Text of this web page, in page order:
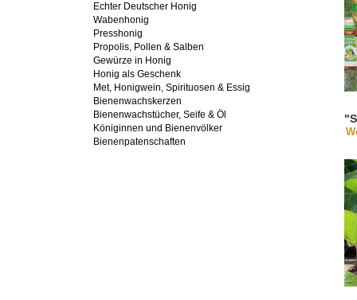
Echter Deutscher Honig
Wabenhonig
Presshonig
Propolis, Pollen & Salben
Gewürze in Honig
Honig als Geschenk
Met, Honigwein, Spirituosen & Essig
Bienenwachskerzen
Bienenwachstücher, Seife & Öl
Königinnen und Bienenvölker
Bienenpatenschaften